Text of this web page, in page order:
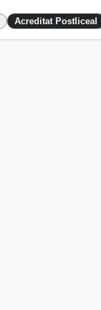
Acreditat Postliceal